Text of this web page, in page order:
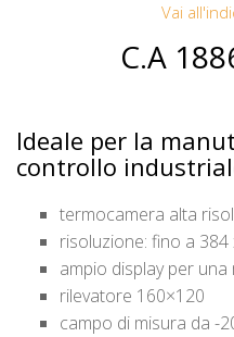
Vai
C.A
Ideale per la
controllo
termocamera alta
risoluzione: fino a 384
ampio display per una
rilevatore 160×120
campo di misura da -